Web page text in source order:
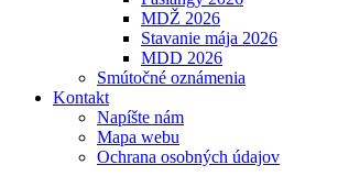
MDŽ 2026
Stavanie mája 2026
MDD 2026
Smútočné oznámenia
Kontakt
Napíšte nám
Mapa webu
Ochrana osobných údajov